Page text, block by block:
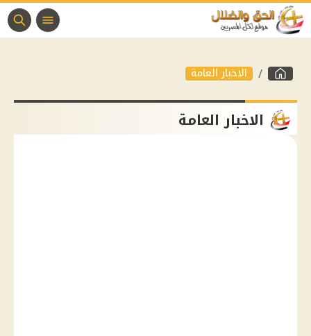
الاخبار العامة
الاخبار العامة